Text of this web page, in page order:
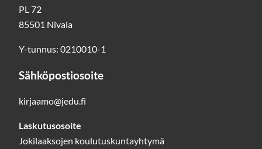
PL 72
85501 Nivala
Y-tunnus: 0210010-1
Sähköpostiosoite
kirjaamo@jedu.fi
Laskutusosoite
Jokilaaksojen koulutuskuntayhtymä